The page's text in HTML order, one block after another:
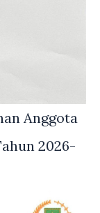
Anggota
2026-